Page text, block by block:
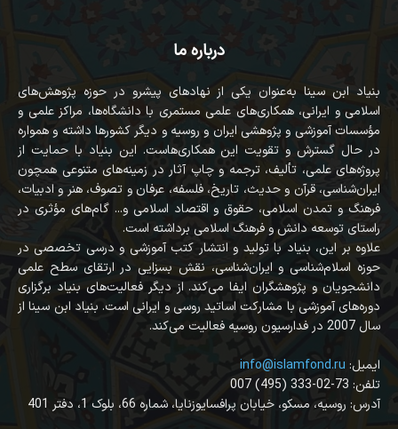
درباره ما
بنیاد ابن سینا به‌عنوان یکی از نهادهای پیشرو در حوزه پژوهش‌های
اسلامی و ایرانی، همکاری‌های علمی مستمری با دانشگاه‌ها، مراکز علمی و
مؤسسات آموزشی و پژوهشی ایران و روسیه و دیگر کشورها داشته و همواره
در حال گسترش و تقویت این همکاری‌هاست. این بنیاد با حمایت از
پروژه‌های علمی، تألیف، ترجمه و چاپ آثار در زمینه‌های متنوعی همچون
ایران‌شناسی، قرآن‌ و حدیث، تاریخ، فلسفه، عرفان و تصوف، هنر و ادبیات،
فرهنگ و تمدن اسلامی، حقوق و اقتصاد اسلامی و... گام‌های مؤثری در
راستای توسعه دانش و فرهنگ اسلامی برداشته است.
علاوه بر این، بنیاد با تولید و انتشار کتب آموزشی و درسی تخصصی در
حوزه اسلام‌شناسی و ایران‌شناسی، نقش بسزایی در ارتقای سطح علمی
دانشجویان و پژوهشگران ایفا می‌کند. از دیگر فعالیت‌های بنیاد برگزاری
دوره‌های آموزشی با مشارکت اساتید روسی و ایرانی است. بنیاد ابن سینا از
سال 2007 در فدارسیون روسیه فعالیت می‌کند.
info@islamfond.ru :ایمیل
007 (495) 333-02-73 :تلفن
آدرس: روسیه، مسکو، خیابان پرافسایوزنایا، شماره 66، بلوک 1، دفتر 401